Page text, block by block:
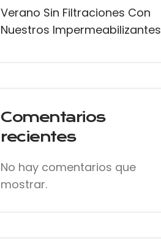
Verano Sin Filtraciones Con
Nuestros Impermeabilizantes
Comentarios
recientes
No hay comentarios que
mostrar.